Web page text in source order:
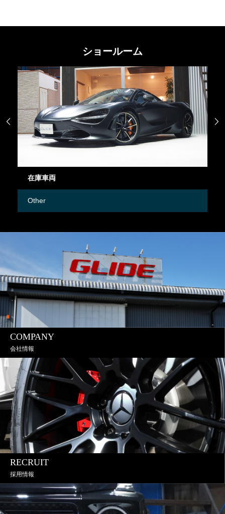
ショールーム
御成約情報
Mercedes-Benz
 
COMPANY
会社情報
RECRUIT
採用情報